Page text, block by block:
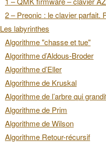
2 – Preonic : le clavier parfait.
Les labyrinthes
Algorithme "chasse et tue"
Algorithme d’Aldous-Broder
Algorithme d’Eller
Algorithme de Kruskal
Algorithme de l’arbre qui
Algorithme de Prim
Algorithme de Wilson
Algorithme Retour-récursif